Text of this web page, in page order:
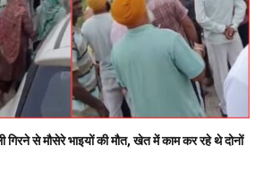
गिरने से मौसेरे भाइयों की मौत, खेत में काम कर रहे थे दोनों